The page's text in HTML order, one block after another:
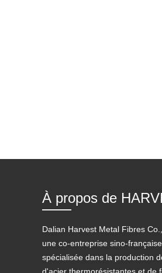
À propos de
Dalian Harvest Metal Fibres
une co-entreprise sino-française
spécialisée dans la production